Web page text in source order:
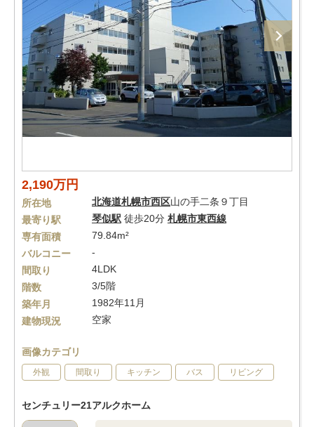
2,190万円
所在地 北海道札幌市西区山の手二条９丁目
最寄り駅
琴似駅 徒歩20分 札幌市東西線
専有面積
79.84m²
バルコニー
-
間取り
4LDK
階数
3/5階
築年月
1982年11月
建物現況
空家
画像カテゴリ
外観 間取り キッチン バス リビング
センチュリー21アルクホーム